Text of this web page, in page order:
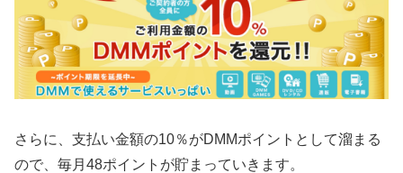
さらに、支払い金額の10％がDMMポイントとして溜まる
ので、毎月48ポイントが貯まっていきます。